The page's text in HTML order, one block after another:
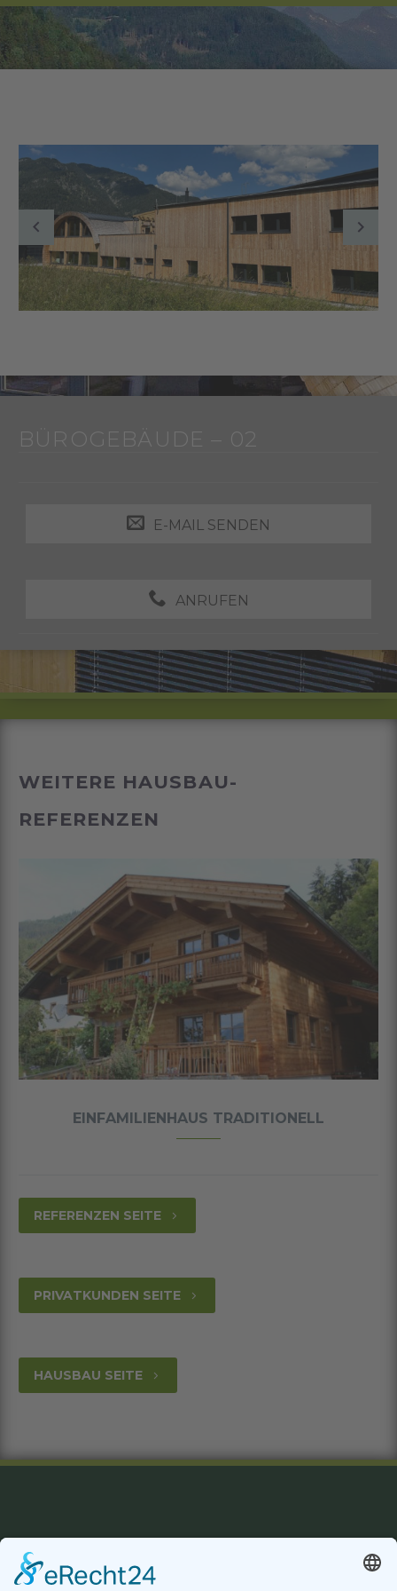
BÜROGEBÄUDE – 02
E-MAIL SENDEN
ANRUFEN
WEITERE HAUSBAU-
REFERENZEN
DOPPELHAUS
REFERENZEN SEITE 5
PRIVATKUNDEN SEITE 5
HAUSBAU SEITE 5
Datenschutzerklärung